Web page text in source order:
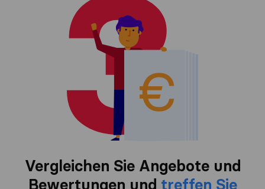
Vergleichen Sie Angebote und
Bewertungen und treffen Sie